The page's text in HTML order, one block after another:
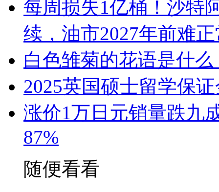
每周损失1亿桶！沙特
续，油市2027年前难
白色雏菊的花语是什么
2025英国硕士留学保
涨价1万日元销量跌九
87%
随便看看